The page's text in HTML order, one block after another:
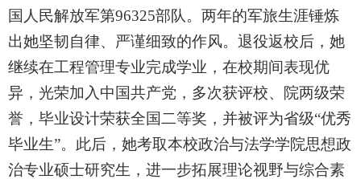
国人民解放军第96325部队。两年的军旅生涯锤炼
出她坚韧自律、严谨细致的作风。退役返校后，她
继续在工程管理专业完成学业，在校期间表现优
异，光荣加入中国共产党，多次获评校、院两级荣
誉，毕业设计荣获全国二等奖，并被评为省级“优秀
毕业生”。此后，她考取本校政治与法学学院思想政
治专业硕士研究生，进一步拓展理论视野与综合素